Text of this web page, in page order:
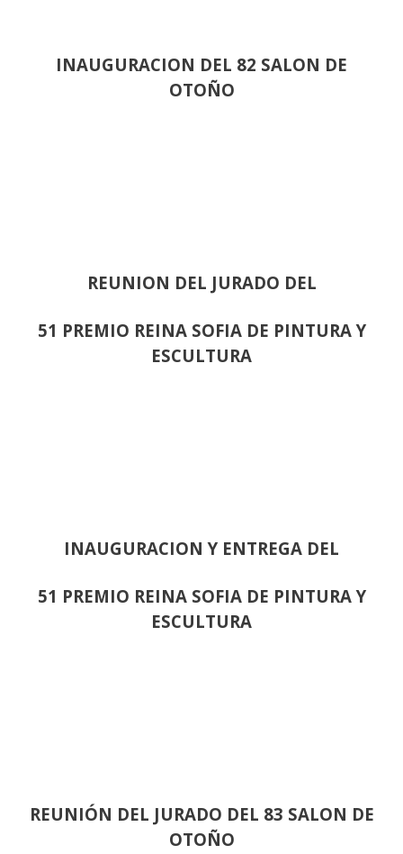
INAUGURACION DEL 82 SALON DE
OTOÑO
REUNION DEL JURADO DEL
51 PREMIO REINA SOFIA DE PINTURA Y
ESCULTURA
INAUGURACION Y ENTREGA DEL
51 PREMIO REINA SOFIA DE PINTURA Y
ESCULTURA
REUNIÓN DEL JURADO DEL 83 SALON DE
OTOÑO